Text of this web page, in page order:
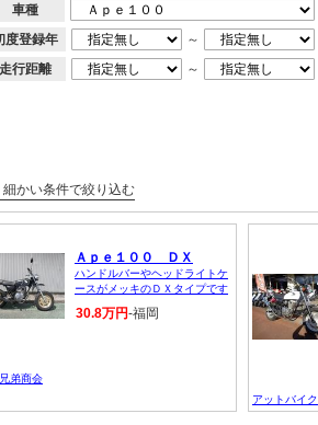
車種
度登録年
～
走行距離
～
細かい条件で絞り込む
Ａｐｅ１００ ＤＸ
ハンドルバーやヘッドライトケ
ースがメッキのＤＸタイプです
30.8万円-福岡
弟商会
アットバイク